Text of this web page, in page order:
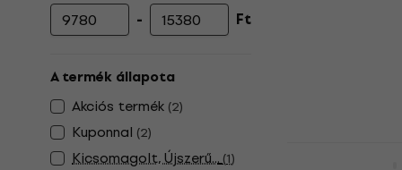
Minimális ár
- Maximális árFt
A termék állapota
Akciós termék (2)
Kuponnal (2)
Kicsomagolt, Újszerű...(1)